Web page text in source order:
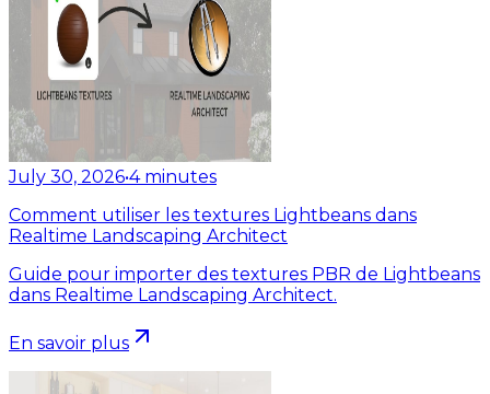
July 30, 2026•4 minutes
Comment utiliser les textures Lightbeans dans
Realtime Landscaping Architect
Guide pour importer des textures PBR de Lightbeans
dans Realtime Landscaping Architect.
En savoir plus